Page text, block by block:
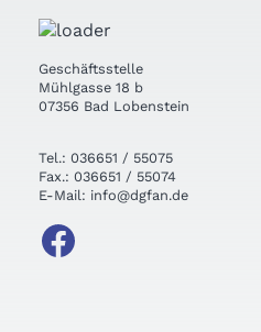
Geschäftsstelle
Mühlgasse 18 b
07356 Bad Lobenstein
Tel.: 036651 / 55075
Fax.: 036651 / 55074
E-Mail: info@dgfan.de